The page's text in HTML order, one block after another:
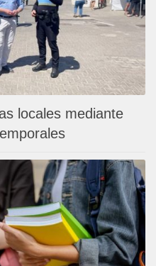
locales mediante